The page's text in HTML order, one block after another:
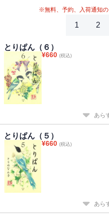
※無料、予約、入荷通知の
1 2
とりぱん（６）
¥660 (税込)
あら
とりぱん（５）
¥660 (税込)
あら